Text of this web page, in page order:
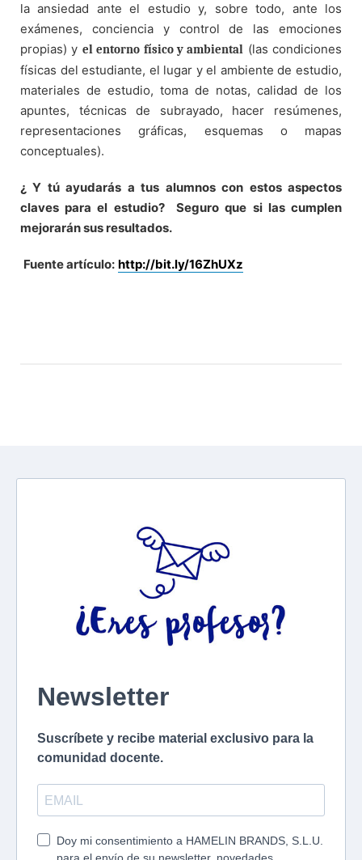
la ansiedad ante el estudio y, sobre todo, ante los
exámenes, conciencia y control de las emociones
propias) y el entorno físico y ambiental (las condiciones
físicas del estudiante, el lugar y el ambiente de estudio,
materiales de estudio, toma de notas, calidad de los
apuntes, técnicas de subrayado, hacer resúmenes,
representaciones gráficas, esquemas o mapas
conceptuales).
¿ Y tú ayudarás a tus alumnos con estos aspectos
claves para el estudio?
Seguro que si las cumplen
mejorarán sus resultados.
Fuente artículo: http://bit.ly/16ZhUXz